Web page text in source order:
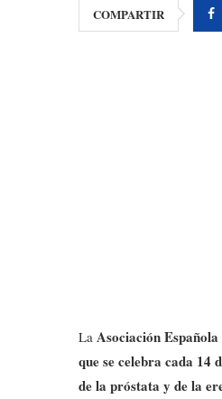
COMPARTIR
La Asociación
que se celebra cada
de la próstata y de la